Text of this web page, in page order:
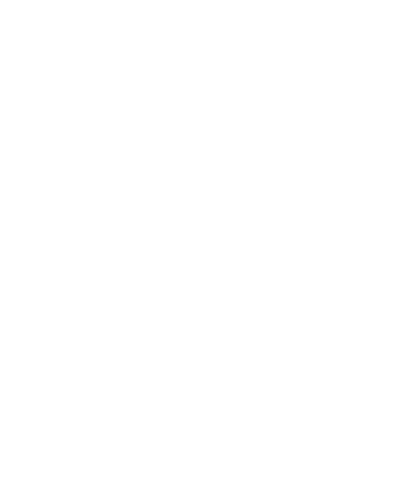
вас устроит
— до 15%
предложения: